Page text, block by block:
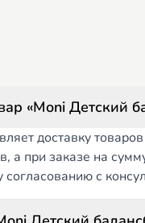
доставку
а при заказе на
с